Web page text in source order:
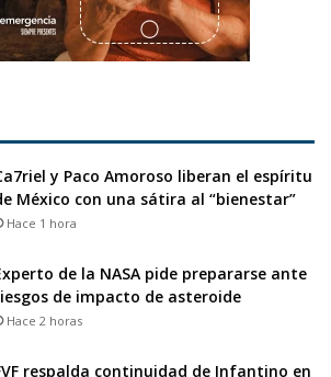
y Paco Amoroso liberan el espíritu
México con una sátira al “bienestar”
Hace 1 hora
de la NASA pide prepararse ante
de impacto de asteroide
Hace 2 horas
respalda continuidad de Infantino en